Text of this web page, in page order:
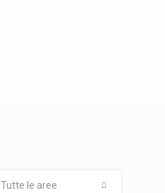
Tutte le aree